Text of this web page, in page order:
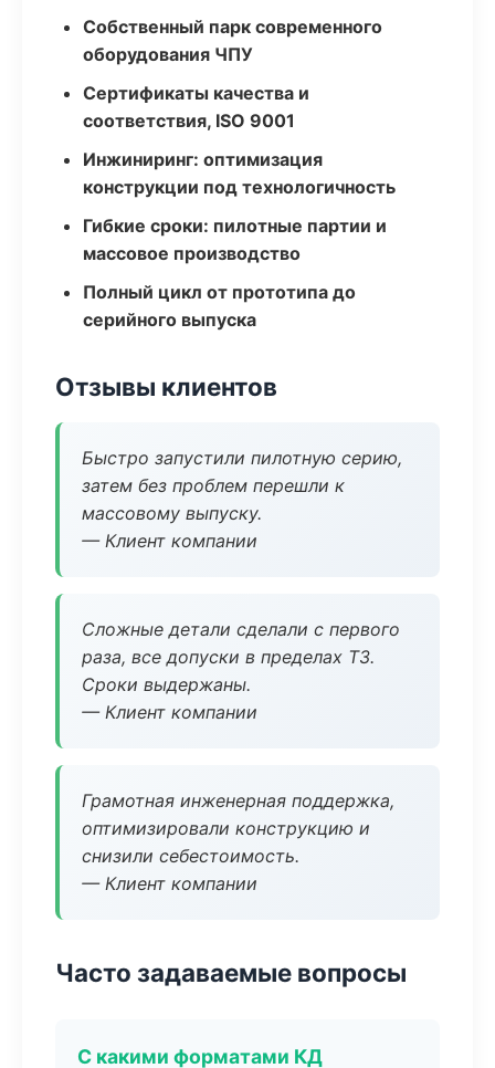
Собственный парк современного
оборудования ЧПУ
Сертификаты качества и
соответствия, ISO 9001
Инжиниринг: оптимизация
конструкции под технологичность
Гибкие сроки: пилотные партии и
массовое производство
Полный цикл от прототипа до
серийного выпуска
Отзывы клиентов
Быстро запустили пилотную серию,
затем без проблем перешли к
массовому выпуску.
— Клиент компании
Сложные детали сделали с первого
раза, все допуски в пределах ТЗ.
Сроки выдержаны.
— Клиент компании
Грамотная инженерная поддержка,
оптимизировали конструкцию и
снизили себестоимость.
— Клиент компании
Часто задаваемые вопросы
С какими форматами КД